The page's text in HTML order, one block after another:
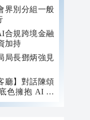
界別分組一般
合規跨境金融
加持
局長鄧炳強見
廳】對話陳頌
色擁抱 AI 藝